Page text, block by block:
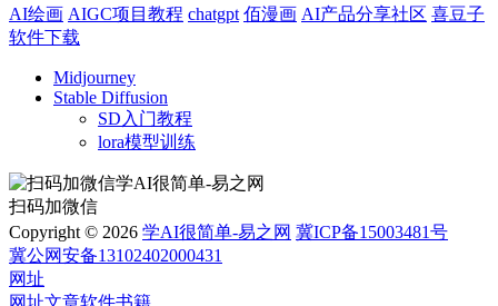
AI绘画 AIGC项目教程 chatgpt 佰漫画 AI产品分享社区 喜豆子
软件下载
Midjourney
Stable Diffusion
SD入门教程
lora模型训练
扫码加微信
Copyright © 2026 学AI很简单-易之网 冀ICP备15003481号
冀公网安备13102402000431
网址